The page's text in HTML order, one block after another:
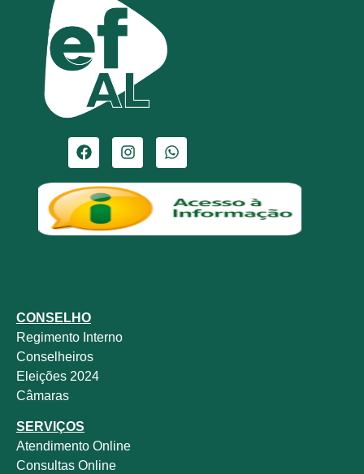
CONSELHO
Regimento Interno
Conselheiros
Eleições 2024
Câmaras
SERVIÇOS
Atendimento Online
Consultas Online